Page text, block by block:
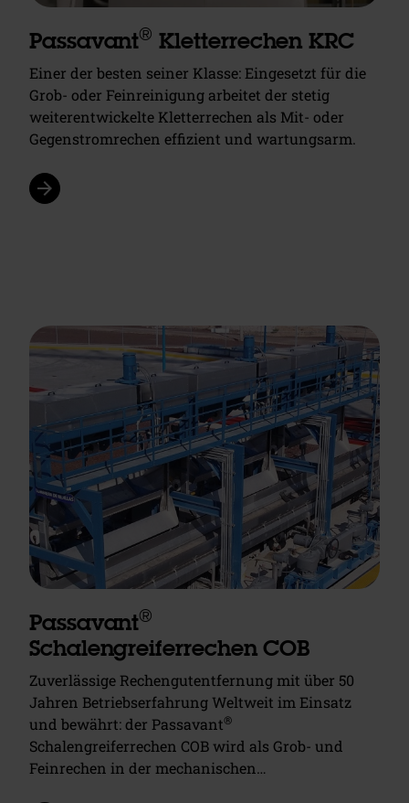
Passavant® Kletterrechen KRC
Einer der besten seiner Klasse: Eingesetzt für die
Grob- oder Feinreinigung arbeitet der stetig
weiterentwickelte Kletterrechen als Mit- oder
Gegenstromrechen effizient und wartungsarm.
arrow_forward
Passavant®
Schalengreiferrechen COB
Zuverlässige Rechengutentfernung mit über 50
Jahren Betriebserfahrung Weltweit im Einsatz
und bewährt: der Passavant®
Schalengreiferrechen COB wird als Grob- und
Feinrechen in der mechanischen…